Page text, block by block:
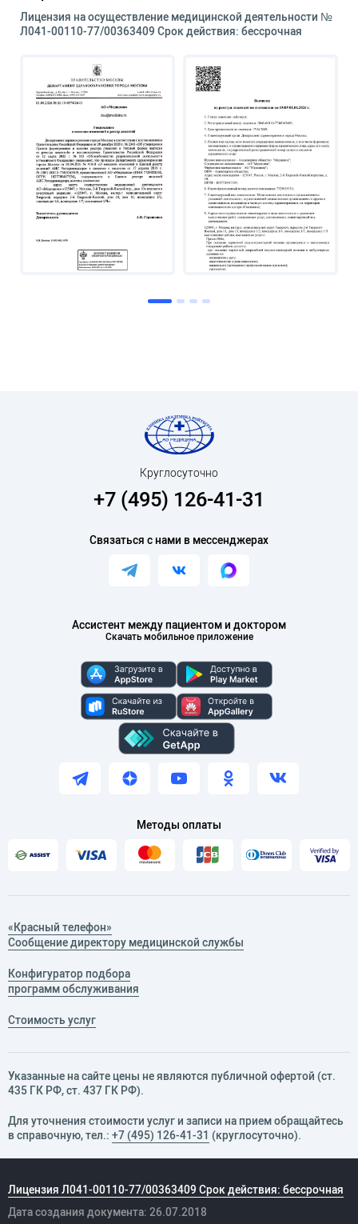
Лицензия на осуществление медицинской деятельности №
Л041-00110-77/00363409 Срок действия: бессрочная
Ассистент между пациентом и доктором
Скачать мобильное приложение
Круглосуточно
+7 (495) 126-41-31
Связаться с нами в мессенджерах
Методы оплаты
«Красный телефон»
Сообщение директору медицинской службы
Конфигуратор подбора
программ обслуживания
Стоимость услуг
Указанные на сайте цены не являются публичной офертой (ст.
435 ГК РФ, cт. 437 ГК РФ).
Для уточнения стоимости услуг и записи на прием обращайтесь
в справочную, тел.: +7 (495) 126-41-31 (круглосуточно).
Лицензия Л041-00110-77/00363409 Срок действия: бессрочная
Дата создания документа: 26.07.2018